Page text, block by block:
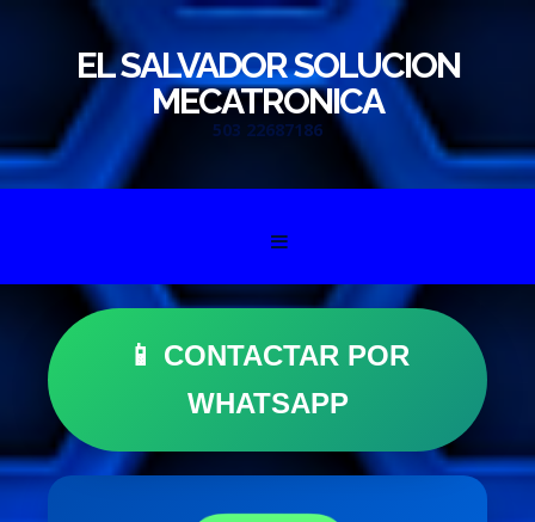
EL SALVADOR SOLUCION
MECATRONICA
503 22687186
Skip to content
📱 CONTACTAR POR
WHATSAPP